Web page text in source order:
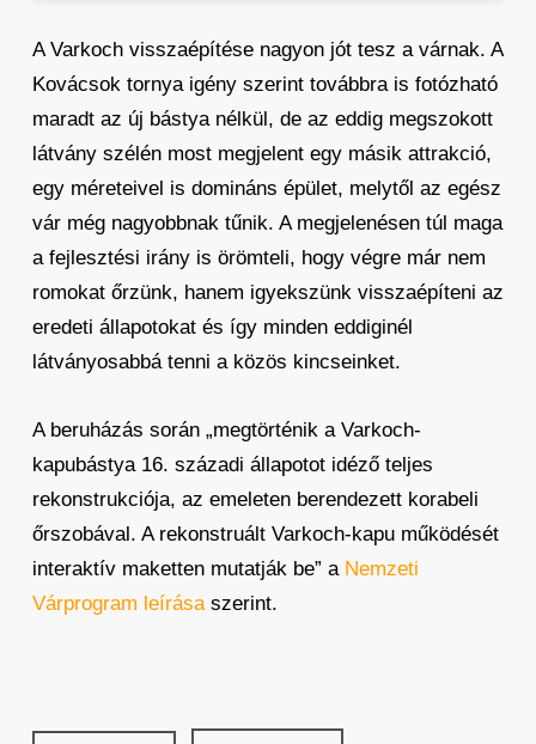
A Varkoch visszaépítése nagyon jót tesz a várnak. A
Kovácsok tornya igény szerint továbbra is fotózható
maradt az új bástya nélkül, de az eddig megszokott
látvány szélén most megjelent egy másik attrakció,
egy méreteivel is domináns épület, melytől az egész
vár még nagyobbnak tűnik. A megjelenésen túl maga
a fejlesztési irány is örömteli, hogy végre már nem
romokat őrzünk, hanem igyekszünk visszaépíteni az
eredeti állapotokat és így minden eddiginél
látványosabbá tenni a közös kincseinket.
A beruházás során „megtörténik a Varkoch-
kapubástya 16. századi állapotot idéző teljes
rekonstrukciója, az emeleten berendezett korabeli
őrszobával. A rekonstruált Varkoch-kapu működését
interaktív maketten mutatják be” a Nemzeti
Várprogram leírásaszerint.